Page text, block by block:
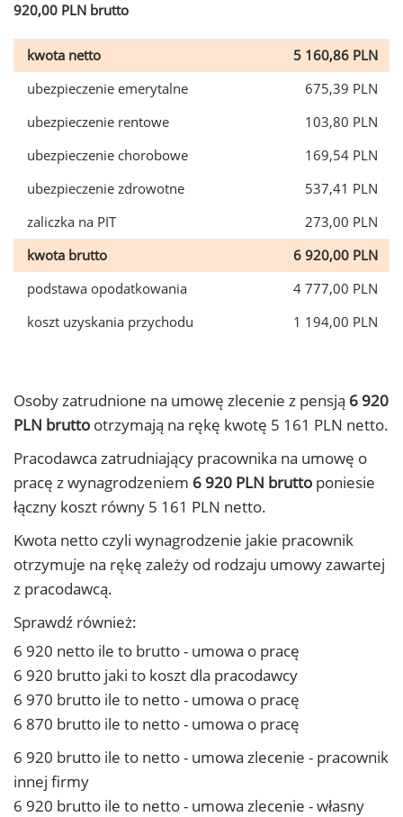
920,00 PLN brutto
kwota netto
5 160,86 PLN
ubezpieczenie emerytalne
675,39 PLN
ubezpieczenie rentowe
103,80 PLN
ubezpieczenie chorobowe
169,54 PLN
ubezpieczenie zdrowotne
537,41 PLN
zaliczka na PIT
273,00 PLN
kwota brutto
6 920,00 PLN
podstawa opodatkowania
4 777,00 PLN
koszt uzyskania przychodu
1 194,00 PLN
Osoby zatrudnione na umowę zlecenie z pensją 6 920
PLN brutto otrzymają na rękę kwotę 5 161 PLN netto.
Pracodawca zatrudniający pracownika na umowę o
pracę z wynagrodzeniem 6 920 PLN brutto poniesie
łączny koszt równy 5 161 PLN netto.
Kwota netto czyli wynagrodzenie jakie pracownik
otrzymuje na rękę zależy od rodzaju umowy zawartej
z pracodawcą.
Sprawdź również:
6 920 netto ile to brutto - umowa o pracę
6 920 brutto jaki to koszt dla pracodawcy
6 970 brutto ile to netto - umowa o pracę
6 870 brutto ile to netto - umowa o pracę
6 920 brutto ile to netto - umowa zlecenie - pracownik
innej firmy
6 920 brutto ile to netto - umowa zlecenie - własny